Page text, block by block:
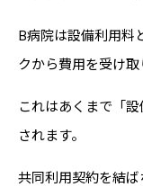
B病院は設備利用料
クから費用を受け取
これはあくまで「
されます。
共同利用契約を結